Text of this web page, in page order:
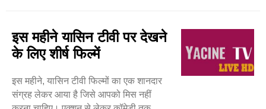
इस महीने यासिन टीवी पर देखने
के लिए शीर्ष फिल्में
इस महीने, यासिन टीवी फिल्मों का एक शानदार
संग्रह लेकर आया है जिसे आपको मिस नहीं